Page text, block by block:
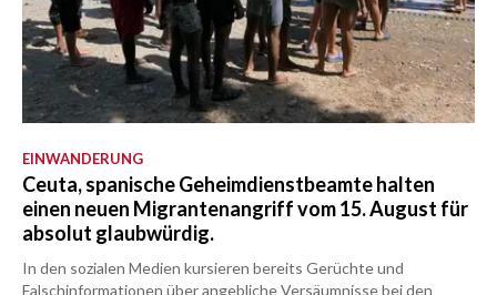
EINWANDERUNG
Ceuta, spanische Geheimdienstbeamte halten
einen neuen Migrantenangriff vom 15. August für
absolut glaubwürdig.
In den sozialen Medien kursieren bereits Gerüchte und
Falschinformationen über angebliche Versäumnisse bei den